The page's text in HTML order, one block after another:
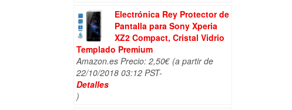
Electrónica Rey Protector de
Pantalla para Sony Xperia
XZ2 Compact, Cristal Vidrio
Templado Premium
Amazon.es Precio: 2,50€ (a partir de
22/10/2018 03:12 PST-
Detalles
)